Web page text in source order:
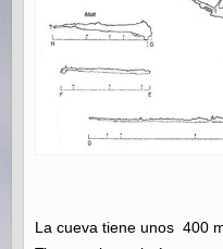
La cueva tiene unos 400